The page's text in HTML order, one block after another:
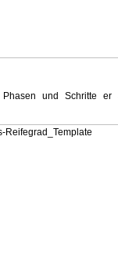
und Schritte er